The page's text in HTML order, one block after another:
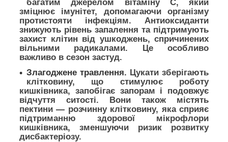
багатим джерелом вітаміну C, який
зміцнює імунітет, допомагаючи організму
протистояти інфекціям. Антиоксиданти
знижують рівень запалення та підтримують
захист клітин від ушкоджень, спричинених
вільними радикалами. Це особливо
важливо в сезон застуд.
Злагоджене травлення. Цукати зберігають
клітковину, що стимулює роботу
кишківника, запобігає запорам і подовжує
відчуття ситості. Вони також містять
пектини— розчинну клітковину, яка сприяє
підтриманню здорової мікрофлори
кишківника, зменшуючи ризик розвитку
дисбактеріозу.